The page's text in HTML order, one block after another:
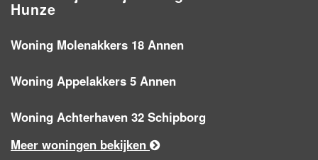
Hunze
Woning Molenakkers 18 Annen
Woning Appelakkers 5 Annen
Woning Achterhaven 32 Schipborg
Meer woningen bekijken